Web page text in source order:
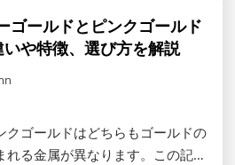
ゴールドとピンクゴールド
や特徴、選び方を解説
クゴールドはどちらもゴールドの
る金属が異なります。この記事